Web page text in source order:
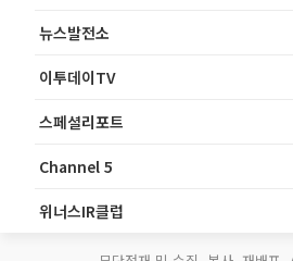
뉴스발전소
이투데이TV
스페셜리포트
Channel 5
위너스IR클럽